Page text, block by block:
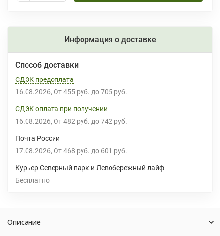
Информация о доставке
Способ доставки
СДЭК предоплата
16.08.2026 От 455 руб. до 705 руб.
СДЭК оплата при получении
16.08.2026 От 482 руб. до 742 руб.
Почта России
17.08.2026 От 468 руб. до 601 руб.
Курьер Северный парк и Левобережный лайф
Бесплатно
Описание